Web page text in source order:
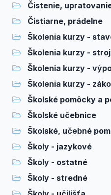
Čistenie,
Čistiarne, prádelne
Školenia kurzy -
Školenia kurzy -
Školenia kurzy -
Školenia kurzy -
Školské pomôcky a
Školské učebnice
Školské, učebné
Školy - jazykové
Školy - ostatné
Školy - stredné